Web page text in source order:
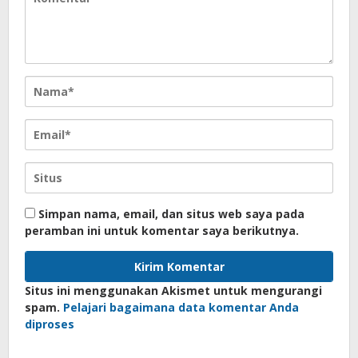
Simpan nama, email, dan situs web saya pada
peramban ini untuk komentar saya berikutnya.
Situs ini menggunakan Akismet untuk mengurangi
spam. Pelajari bagaimana data komentar Anda
diproses